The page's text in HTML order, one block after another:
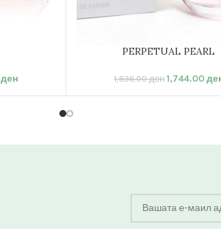
ден
ДОДАЈ ВО КОШНИЦА
PERPETUAL PEARL
1,836.00ден 1,744.00